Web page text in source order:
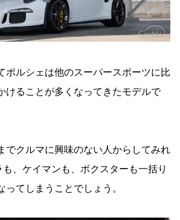
ポルシェは他のスーパースポーツに比
けることが多くなってきたモデルで
でクルマに興味のない人からしてみれ
、ケイマンも、ボクスターも一括り
ってしまうことでしょう。